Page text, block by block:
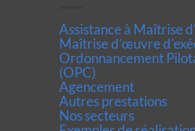
Assistance à Maîtrise
Maîtrise d’œuvre
Ordonnancement
(OPC)
Agencement
Autres prestations
Nos secteurs